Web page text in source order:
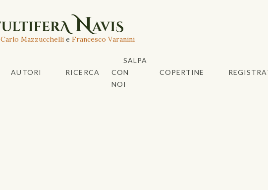
Carlo Mazzucchellie Francesco Varanini
AUTORI RICERCA
SALPA
CON
NOI
COPERTINE